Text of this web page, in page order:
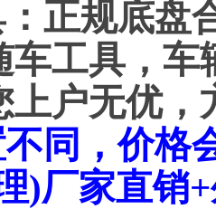
正规底盘
车工具，
上户无优，
同，价格
)厂家直销